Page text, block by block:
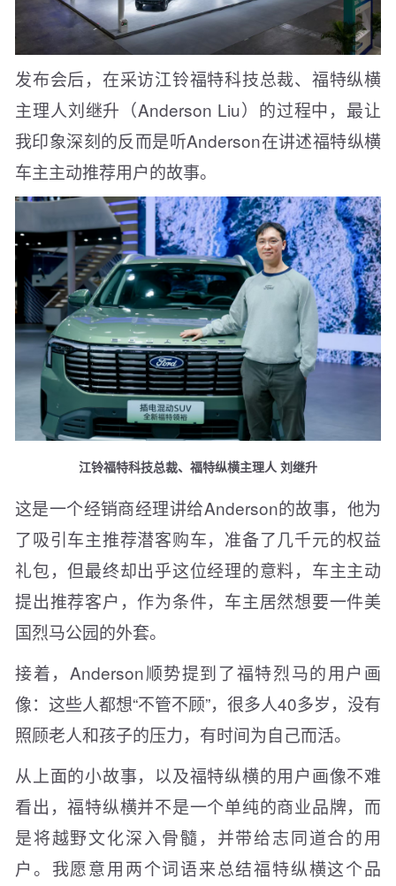
发布会后，在采访江铃福特科技总裁、福特纵横
主理人刘继升（Anderson Liu）的过程中，最让
我印象深刻的反而是听Anderson在讲述福特纵横
车主主动推荐用户的故事。
江铃福特科技总裁、福特纵横主理人 刘继升
这是一个经销商经理讲给Anderson的故事，他为
了吸引车主推荐潜客购车，准备了几千元的权益
礼包，但最终却出乎这位经理的意料，车主主动
提出推荐客户，作为条件，车主居然想要一件美
国烈马公园的外套。
接着，Anderson顺势提到了福特烈马的用户画
像：这些人都想“不管不顾”，很多人40多岁，没有
照顾老人和孩子的压力，有时间为自己而活。
从上面的小故事，以及福特纵横的用户画像不难
看出，福特纵横并不是一个单纯的商业品牌，而
是将越野文化深入骨髓，并带给志同道合的用
户。我愿意用两个词语来总结福特纵横这个品